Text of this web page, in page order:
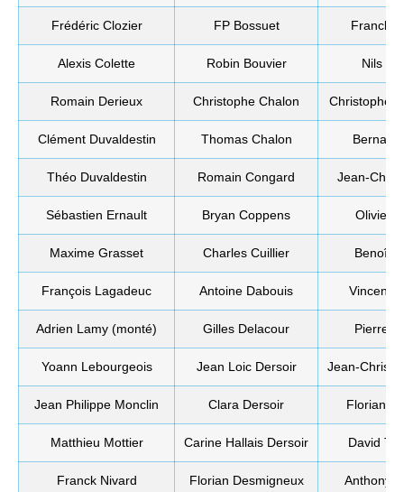
Frédéric Clozier FP Bossuet Franck
Alexis Colette Robin Bouvier Nils
Romain Derieux Christophe Chalon Christophe
Clément Duvaldestin Thomas Chalon Bernard
Théo Duvaldestin Romain Congard Jean-
Sébastien Ernault Bryan Coppens Olivier
Maxime Grasset Charles Cuillier Benoît
François Lagadeuc Antoine Dabouis Vincent
Adrien Lamy (monté) Gilles Delacour Pierre
Yoann Lebourgeois Jean Loic Dersoir Jean-
Jean Philippe Monclin Clara Dersoir Florian
Matthieu Mottier Carine Hallais Dersoir David
Franck Nivard Florian Desmigneux Anthony